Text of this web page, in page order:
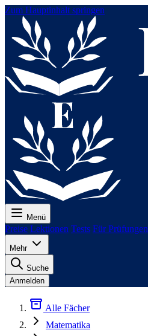
Zum Hauptinhalt springen
Menü
Preise Lektionen Tests Für Prüfungen
Mehr
Suche
Anmelden
Alle Fächer
Matematika